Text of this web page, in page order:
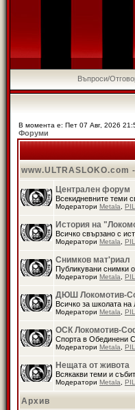
Въпроси/
В момента е: Пет 07 Авг, 2026
Форуми
Централен форум
Всекидневните теми
Модератори Metala
История на
Всичко свързано с
Модератори Metala
Снимков мат'риал
Публикувани снимки
Модератори Metala
ДЮШ Локомотив-
Всичко за школата
Модератори Metala
ОСК Локомотив-
Спорта в Обединени
Модератори Metala
Нещата от живота
Всякакви теми и
Модератори Metala
Архив